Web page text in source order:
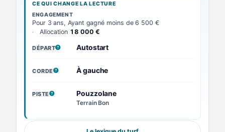
CE QUI CHANGE LA LECTURE
ENGAGEMENT
Pour 3 ans, Ayant gagné moins de 6 500 €
Allocation 18 000 €
DÉPART
, VOIR LA DÉFINITIONAutostart
CORDE
, VOIR LA DÉFINITION
À gauche
PISTE
, VOIR LA DÉFINITIONPouzzolane
Terrain Bon